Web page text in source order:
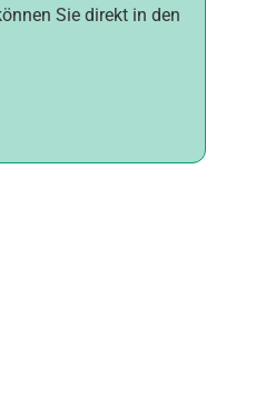
Sie direkt in den